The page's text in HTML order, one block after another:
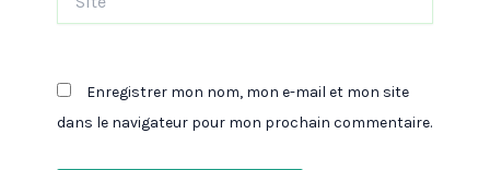
Enregistrer mon nom, mon e-mail et mon site
dans le navigateur pour mon prochain commentaire.